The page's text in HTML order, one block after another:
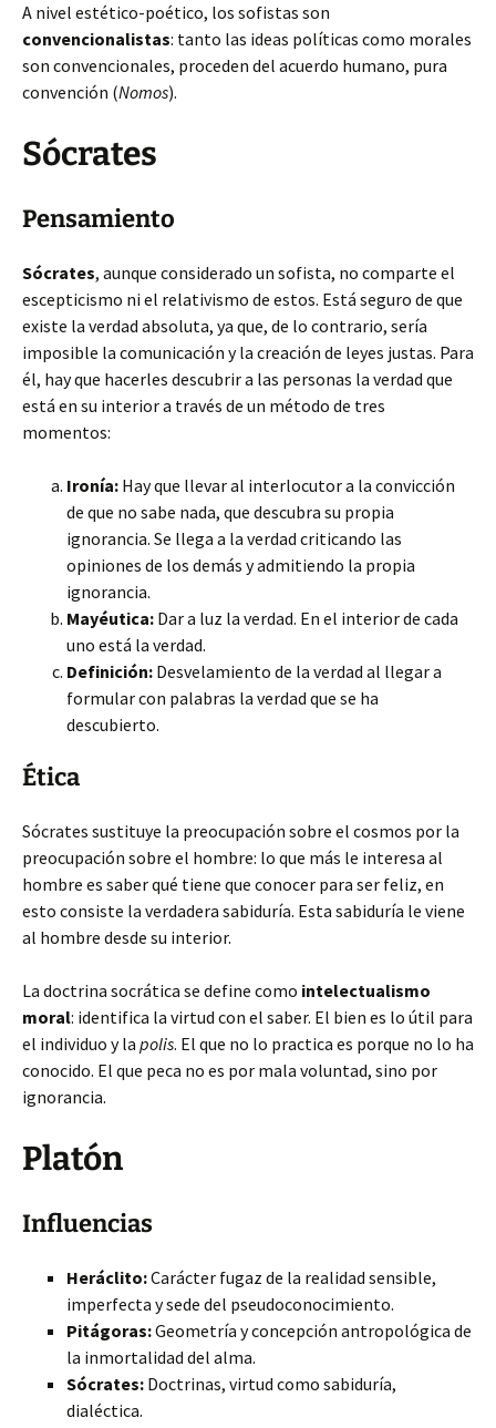
A nivel estético-poético, los sofistas son
convencionalistas: tanto las ideas políticas como morales
son convencionales, proceden del acuerdo humano, pura
convención (Nomos).
Sócrates
Pensamiento
Sócrates, aunque considerado un sofista, no comparte el
escepticismo ni el relativismo de estos. Está seguro de que
existe la verdad absoluta, ya que, de lo contrario, sería
imposible la comunicación y la creación de leyes justas. Para
él, hay que hacerles descubrir a las personas la verdad que
está en su interior a través de un método de tres
momentos:
Ironía: Hay que llevar al interlocutor a la convicción
de que no sabe nada, que descubra su propia
ignorancia. Se llega a la verdad criticando las
opiniones de los demás y admitiendo la propia
ignorancia.
Mayéutica: Dar a luz la verdad. En el interior de cada
uno está la verdad.
Definición: Desvelamiento de la verdad al llegar a
formular con palabras la verdad que se ha
descubierto.
Ética
Sócrates sustituye la preocupación sobre el cosmos por la
preocupación sobre el hombre: lo que más le interesa al
hombre es saber qué tiene que conocer para ser feliz, en
esto consiste la verdadera sabiduría. Esta sabiduría le viene
al hombre desde su interior.
La doctrina socrática se define como intelectualismo
moral: identifica la virtud con el saber. El bien es lo útil para
el individuo y la polis. El que no lo practica es porque no lo ha
conocido. El que peca no es por mala voluntad, sino por
ignorancia.
Platón
Influencias
Heráclito:Carácter fugaz de la realidad sensible,
imperfecta y sede del pseudoconocimiento.
Pitágoras:Geometría y concepción antropológica de
la inmortalidad del alma.
Sócrates: Doctrinas, virtud como sabiduría,
dialéctica.